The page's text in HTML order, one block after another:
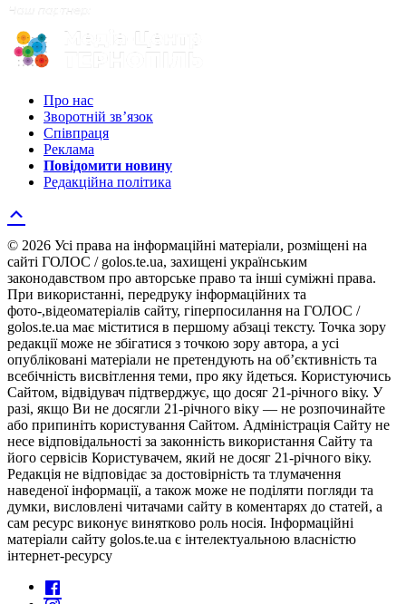
Про нас
Зворотній зв’язок
Співпраця
Реклама
Повідомити новину
Редакційна політика
© 2026 Усі права на інформаційні матеріали, розміщені на
сайті ГОЛОС / golos.te.ua, захищені українським
законодавством про авторське право та інші суміжні права.
При використанні, передруку інформаційних та
фото-,відеоматеріалів сайту, гіперпосилання на ГОЛОС /
golos.te.ua має міститися в першому абзаці тексту. Точка зору
редакції може не збігатися з точкою зору автора, а усі
опубліковані матеріали не претендують на об’єктивність та
всебічність висвітлення теми, про яку йдеться. Користуючись
Сайтом, відвідувач підтверджує, що досяг 21-річного віку. У
разі, якщо Ви не досягли 21-річного віку — не розпочинайте
або припиніть користування Сайтом. Адміністрація Сайту не
несе відповідальності за законність використання Сайту та
його сервісів Користувачем, який не досяг 21-річного віку.
Редакція не відповідає за достовірність та тлумачення
наведеної інформації, а також може не поділяти погляди та
думки, висловлені читачами сайту в коментарях до статей, а
сам ресурс виконує винятково роль носія. Інформаційні
матеріали сайту golos.te.ua є інтелектуальною власністю
інтернет-ресурсу